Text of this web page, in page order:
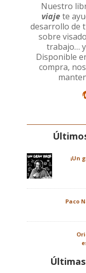
Nuestro
viajete
desarrollo de
sobre
trabajo…
Disponible
compra,
¡Un
Paco